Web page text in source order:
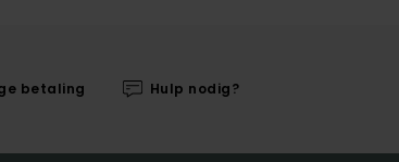
betaling Hulp nodig?